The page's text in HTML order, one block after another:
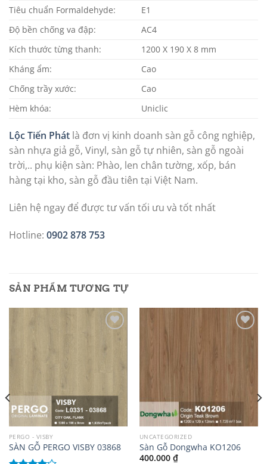
Tiêu chuẩn Formaldehyde:
E1
Độ bền chống va đập:
AC4
Kích thước từng thanh:
1200 X 190 X 8 mm
Kháng ẩm:
Cao
Chống trầy xước:
Cao
Hèm khóa:
Uniclic
Lộc Tiến Phát là đơn vị kinh doanh sàn gỗ công nghiệp,
sàn nhựa giả gỗ, Vinyl, sàn gỗ tự nhiên, sàn gỗ ngoài
trời,.. phụ kiện sàn: Phào, len chân tường, xốp, bán
hàng tại kho, sàn gỗ đầu tiên tại Việt Nam.
Liên hệ ngay để được tư vấn tối ưu và tốt nhất
Hotline: 0902 878 753
SẢN PHẨM TƯƠNG TỰ
Add to
PERGO - VISBY
SÀN GỖ PERGO VISBY 03868
UNCATEGORIZED
Sàn Gỗ Dongwha KO1206
400.000 ₫